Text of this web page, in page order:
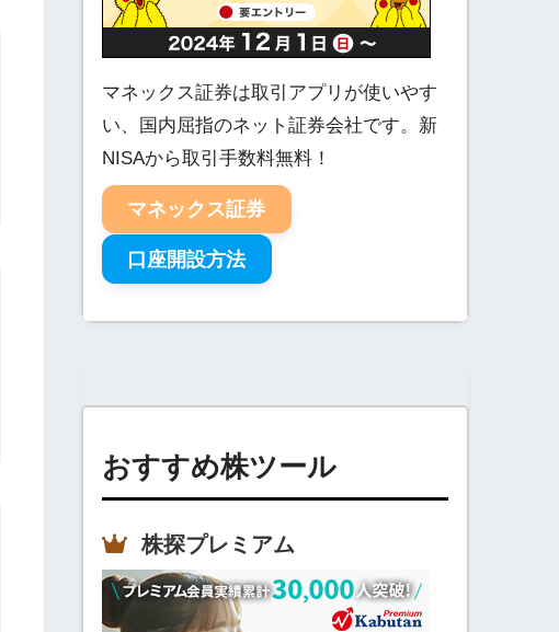
マネックス証券は取引アプリが使いやす
い、国内屈指のネット証券会社です。新
NISAから取引手数料無料！
マネックス証券
口座開設方法
おすすめ株ツール
株探プレミアム